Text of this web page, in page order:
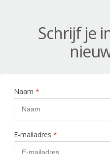
Schrijf je
Naam *
E-mailadres *